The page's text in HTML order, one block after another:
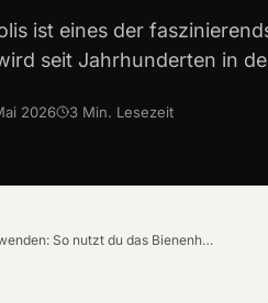
ist eines der
seit Jahrhunderten in
2026 3 Min. Lesezeit
Propolis richtig anwenden: So nutzt du das Bienenharz